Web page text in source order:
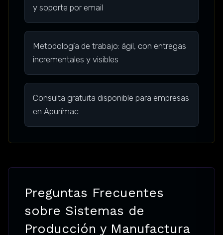
y soporte por email
Metodología de trabajo: ágil, con entregas
incrementales y visibles
Consulta gratuita disponible para empresas
en Apurímac
Preguntas Frecuentes
sobre Sistemas de
Producción y Manufactura